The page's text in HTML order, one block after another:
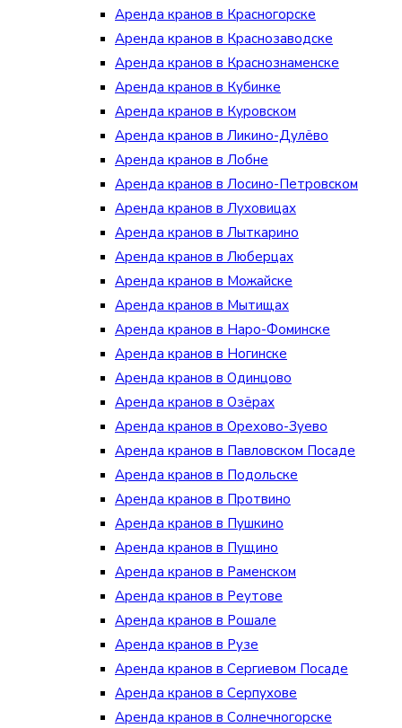
Аренда кранов в Красногорске
Аренда кранов в Краснозаводске
Аренда кранов в Краснознаменске
Аренда кранов в Кубинке
Аренда кранов в Куровском
Аренда кранов в Ликино-Дулёво
Аренда кранов в Лобне
Аренда кранов в Лосино-Петровском
Аренда кранов в Луховицах
Аренда кранов в Лыткарино
Аренда кранов в Люберцах
Аренда кранов в Можайске
Аренда кранов в Мытищах
Аренда кранов в Наро-Фоминске
Аренда кранов в Ногинске
Аренда кранов в Одинцово
Аренда кранов в Озёрах
Аренда кранов в Орехово-Зуево
Аренда кранов в Павловском Посаде
Аренда кранов в Подольске
Аренда кранов в Протвино
Аренда кранов в Пушкино
Аренда кранов в Пущино
Аренда кранов в Раменском
Аренда кранов в Реутове
Аренда кранов в Рошале
Аренда кранов в Рузе
Аренда кранов в Сергиевом Посаде
Аренда кранов в Серпухове
Аренда кранов в Солнечногорске